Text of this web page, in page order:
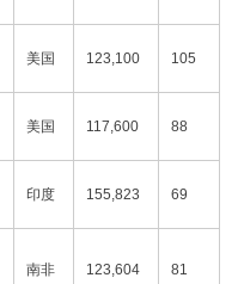
美国 123,100 105
美国 117,600 88
印度 155,823 69
南非 123,604 81